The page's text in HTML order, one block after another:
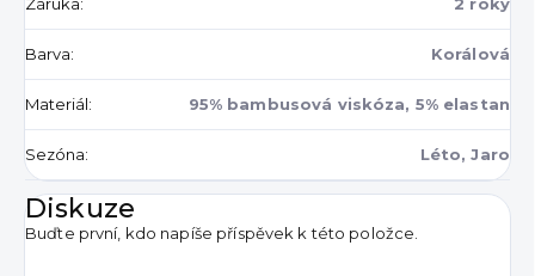
Barva: Korálová
Materiál: 95% bambusová viskóza, 5% elastan
Sezóna: Léto, Jaro
Diskuze
Buďte první, kdo napíše příspěvek k této položce.